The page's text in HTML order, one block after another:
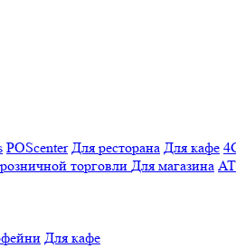
POScenter Для ресторана Для кафе
торговли Для магазина
Для кафе